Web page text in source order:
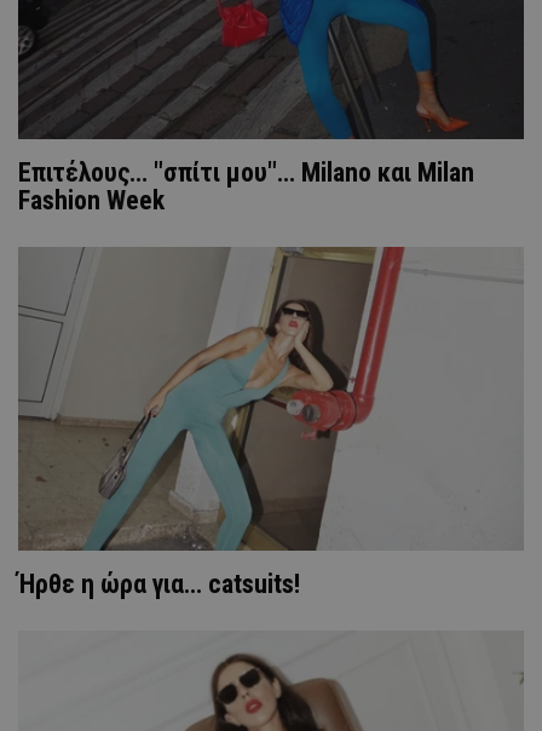
Επιτέλους… "σπίτι μου"... Μilano και Milan
Fashion Week
Ήρθε η ώρα για... catsuits!